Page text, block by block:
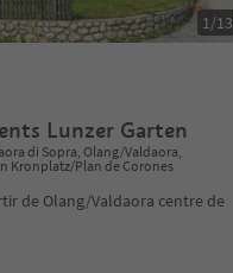
1/13
Lunzer Garten
di Sopra, Olang/Valdaora,
Kronplatz/Plan de Corones
de Olang/Valdaora centre de